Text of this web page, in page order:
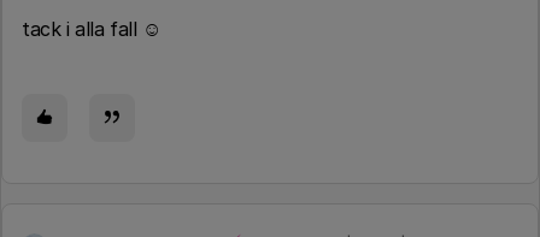
tack i alla fall ☺️